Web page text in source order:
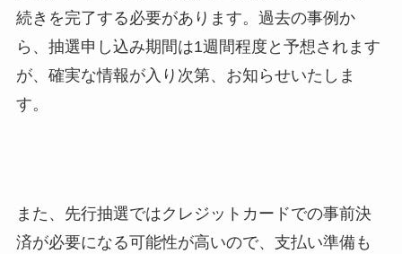
続きを完了する必要があります。過去の事例か
ら、抽選申し込み期間は1週間程度と予想されます
が、確実な情報が入り次第、お知らせいたしま
す。
また、先行抽選ではクレジットカードでの事前決
済が必要になる可能性が高いので、支払い準備も